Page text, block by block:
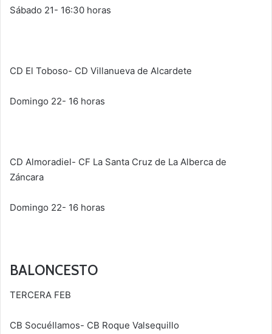
Sábado 21- 16:30 horas
CD El Toboso- CD Villanueva de Alcardete
Domingo 22- 16 horas
CD Almoradiel- CF La Santa Cruz de La Alberca de
Záncara
Domingo 22- 16 horas
BALONCESTO
TERCERA FEB
CB Socuéllamos- CB Roque Valsequillo